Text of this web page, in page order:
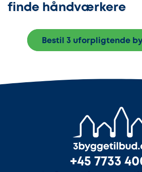
finde håndværkere
Bestil 3 uforpligtende
+45 7733